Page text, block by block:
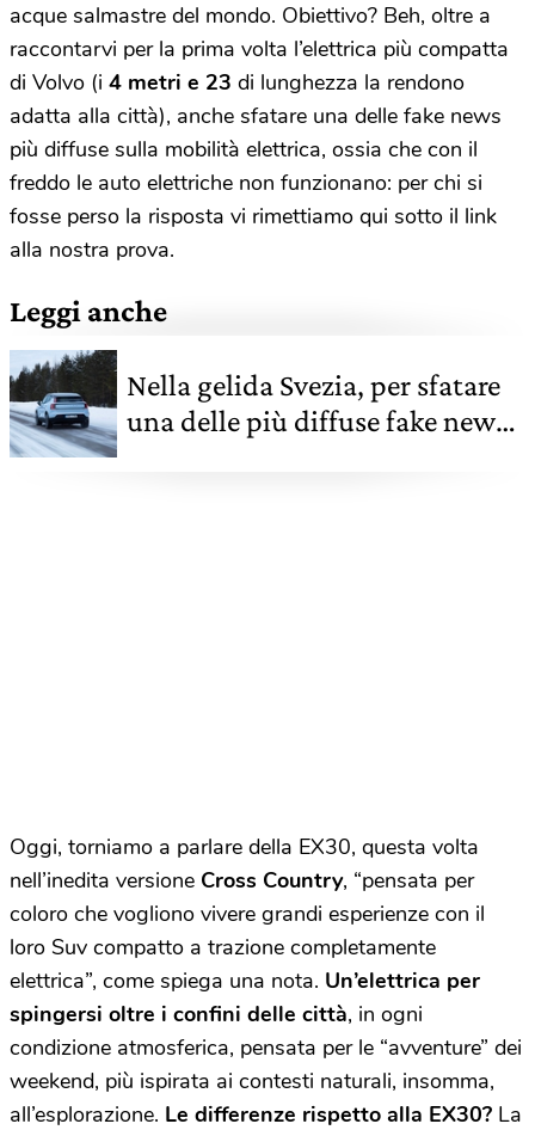
acque salmastre del mondo. Obiettivo? Beh, oltre a
raccontarvi per la prima volta l’elettrica più compatta
di Volvo (i 4 metri e 23 di lunghezza la rendono
adatta alla città), anche sfatare una delle fake news
più diffuse sulla mobilità elettrica, ossia che con il
freddo le auto elettriche non funzionano: per chi si
fosse perso la risposta vi rimettiamo qui sotto il link
alla nostra prova.
Leggi anche
Nella gelida Svezia, per sfatare
una delle più diffuse fake news
Oggi, torniamo a parlare della EX30, questa volta
nell’inedita versione Cross Country, “pensata per
coloro che vogliono vivere grandi esperienze con il
loro Suv compatto a trazione completamente
elettrica”, come spiega una nota. Un’elettrica per
spingersi oltre i confini delle città, in ogni
condizione atmosferica, pensata per le “avventure” dei
weekend, più ispirata ai contesti naturali, insomma,
all’esplorazione. Le differenze rispetto alla EX30? La